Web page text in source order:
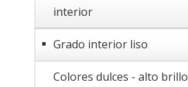
interior
Grado interior liso
Colores dulces - alto brillo